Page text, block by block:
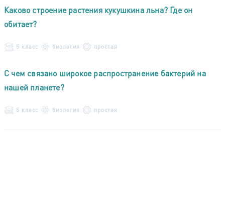
Каково строение растения кукушкина льна? Где он
обитает?
5 класс биология простая
С чем связано широкое распространение бактерий на
нашей планете?
5 класс биология простая